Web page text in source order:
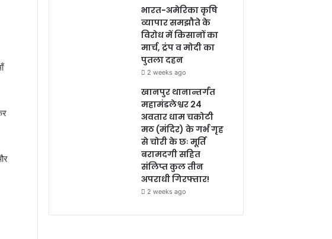
भारत-अमेरिका कृषि
व्यापार समझौते के
विरोध में किसानों का
मार्च, ट्रंप व मोदी का
पुतला दहन
2 weeks ago
खानपुर थानान्तर्गत
महामंडलेश्वर 24
अवतार धाम चकोटी
मठ (मंदिर) के गर्भ गृह
से चोरी के छः मूर्ति
बरामदगी सहित
संलिप्त कुल तीन
अपराधी गिरफ्तार!
2 weeks ago